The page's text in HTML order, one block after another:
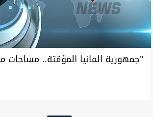
"جمهورية المانيا المؤقتة.. مساحات